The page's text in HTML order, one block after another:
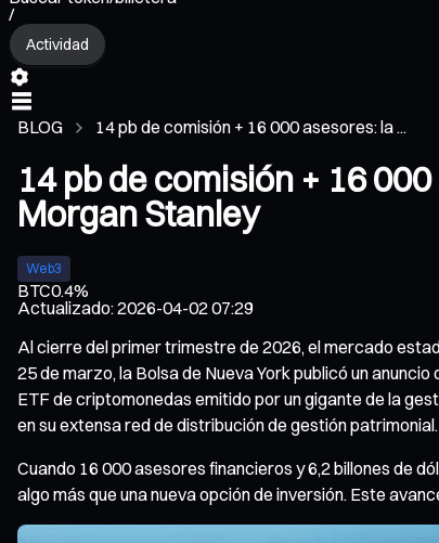
/
Actividad
BLOG 14 pb de comisión + 16 000 asesores: la ...
14 pb de comisión + 16
Morgan Stanley
Web3
BTC0.4%
Actualizado:2026-04-02 07:29
Al cierre del primer trimestre de 2026, el mercado
25 de marzo, la Bolsa de Nueva York publicó un
ETF de criptomonedas emitido por un gigante de la
en su extensa red de distribución de gestión patrimonial.
Cuando 16 000 asesores financieros y 6,2 billones de
algo más que una nueva opción de inversión. Este